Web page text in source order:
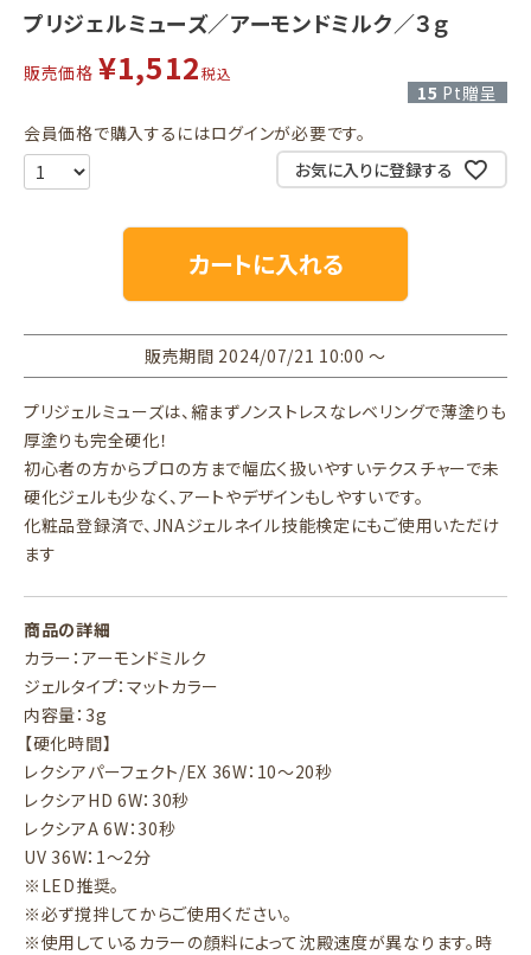
プリジェルミューズ／アーモンドミルク／３ｇ
販売価格 ¥1,512税込
15 Pt贈呈
会員価格で購入するにはログインが必要です。
お気に入りに登録する
カートに入れる
販売期間 2024/07/21 10:00〜
プリジェルミューズは、縮まずノンストレスなレベリングで薄塗りも
厚塗りも完全硬化！
初心者の方からプロの方まで幅広く扱いやすいテクスチャーで未
硬化ジェルも少なく、アートやデザインもしやすいです。
化粧品登録済で、JNAジェルネイル技能検定にもご使用いただけ
ます
商品の詳細
カラー：アーモンドミルク
ジェルタイプ：マットカラー
内容量：3g
【硬化時間】
レクシアパーフェクト/EX 36W：10～20秒
レクシアHD 6W：30秒
レクシアA 6W：30秒
UV 36W：1～2分
※LED推奨。
※必ず撹拌してからご使用ください。
※使用しているカラーの顔料によって沈殿速度が異なります。時